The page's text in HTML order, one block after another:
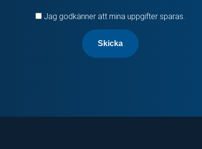
Jag godkänner att mina uppgifter sparas.